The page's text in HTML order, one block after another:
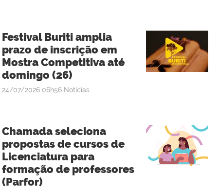
Festival Buriti amplia
prazo de inscrição em
Mostra Competitiva até
domingo (26)
publicado
24/07/2026 06h56 Notícias
Chamada seleciona
propostas de cursos de
Licenciatura para
formação de professores
(Parfor)